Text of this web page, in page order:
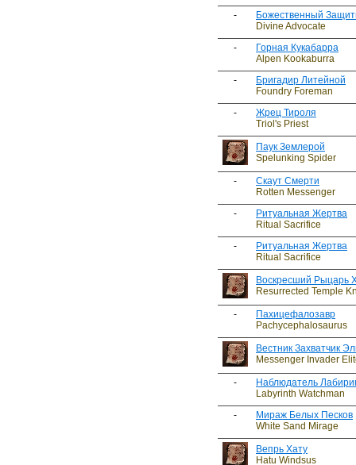
-
Божественный
Divine Advocate
-
Горная Кукабарра
Alpen Kookaburra
-
Бригадир Литейной
Foundry Foreman
-
Жрец Тироля
Triol's Priest
Паук Землерой
Spelunking Spider
-
Скаут Смерти
Rotten Messenger
-
Ритуальная Жертва
Ritual Sacrifice
-
Ритуальная Жертва
Ritual Sacrifice
Воскресший Рыцарь
Resurrected Temple
-
Пахицефалозавр
Pachycephalosaurus
Вестник Захватчик
Messenger Invader
-
Наблюдатель
Labyrinth Watchman
-
Мираж Белых Песков
White Sand Mirage
Вепрь Хату
Hatu Windsus